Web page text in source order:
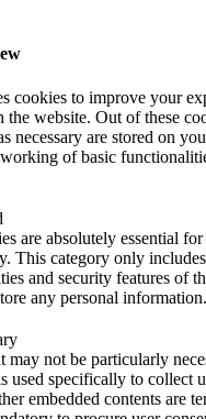
cookies to improve your
the website. Out of these
necessary are stored on
of basic
are absolutely essential
This category only
and security features of
any personal information.
may not be particularly
used specifically to collect
embedded contents are